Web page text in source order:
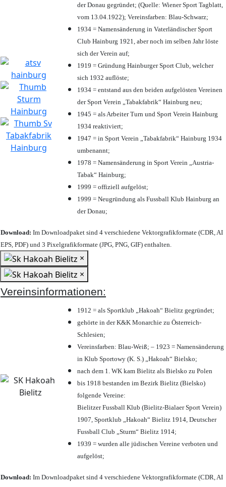
der Donau gegründet; (Quelle: Wiener Sport Tagblatt,
vom 13.04.1922); Vereinsfarben: Blau-Schwarz;
1934 = Namensänderung in Vaterländischer Sport
Club Hainburg 1921, aber noch im selben Jahr löste
sich der Verein auf;
1919 = Gründung Hainburger Sport Club, welcher
sich 1932 auflöste;
1934 = entstand aus den beiden aufgelösten Vereinen
der Sport Verein „Tabakfabrik“ Hainburg neu;
1945 = als Arbeiter Turn und Sport Verein Hainburg
1934 reaktiviert;
1947 = in Sport Verein „Tabakfabrik“ Hainburg 1934
umbenannt;
1978 = Namensänderung in Sport Verein „Austria-
Tabak“ Hainburg;
1999 = offiziell aufgelöst;
1999 = Neugründung als Fussball Klub Hainburg an
der Donau;
Download: Im Downloadpaket sind 4 verschiedene Vektorgrafikformate (CDR, AI
EPS, PDF) und 3 Pixelgrafikformate (JPG, PNG, GIF) enthalten.
×
×
Vereinsinformationen:
1912 = als Sportklub „Hakoah“ Bielitz gegründet;
gehörte in der K&K Monarchie zu Österreich-
Schlesien;
Vereinsfarben: Blau-Weiß; – 1923 = Namensänderung
in Klub Sportowy (K. S.) „Hakoah“ Bielsko;
nach dem 1. WK kam Bielitz als Bielsko zu Polen
bis 1918 bestanden im Bezirk Bielitz (Bielsko)
folgende Vereine:
Bielitzer Fussball Klub (Bielitz-Bialaer Sport Verein)
1907, Sportklub „Hakoah“ Bielitz 1914, Deutscher
Fussball Club „Sturm“ Bielitz 1914;
1939 = wurden alle jüdischen Vereine verboten und
aufgelöst;
Download: Im Downloadpaket sind 4 verschiedene Vektorgrafikformate (CDR, AI